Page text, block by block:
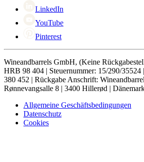
LinkedIn
YouTube
Pinterest
Wineandbarrels GmbH, (Keine
HRB 98 404 | Steuernummer: 15/290/
380 452 | Rückgabe Anschrift:
Rønnevangsalle 8 | 3400 Hillerød |
Allgemeine Geschäftsbedingungen
Datenschutz
Cookies